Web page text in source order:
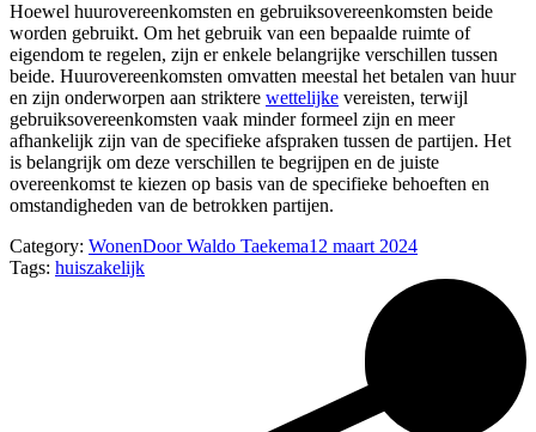
Hoewel huurovereenkomsten en gebruiksovereenkomsten beide
worden gebruikt. Om het gebruik van een bepaalde ruimte of
eigendom te regelen, zijn er enkele belangrijke verschillen tussen
beide. Huurovereenkomsten omvatten meestal het betalen van huur
en zijn onderworpen aan striktere wettelijke vereisten, terwijl
gebruiksovereenkomsten vaak minder formeel zijn en meer
afhankelijk zijn van de specifieke afspraken tussen de partijen. Het
is belangrijk om deze verschillen te begrijpen en de juiste
overeenkomst te kiezen op basis van de specifieke behoeften en
omstandigheden van de betrokken partijen.
Category: WonenDoorWaldo Taekema12 maart 2024
Tags: huiszakelijk